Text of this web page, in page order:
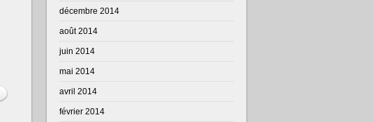
décembre 2014
août 2014
juin 2014
mai 2014
avril 2014
février 2014